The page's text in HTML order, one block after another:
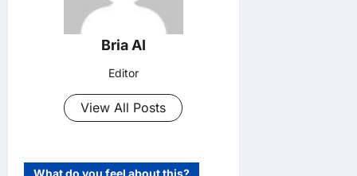
Bria AI
Editor
View All Posts
What do you feel about this?